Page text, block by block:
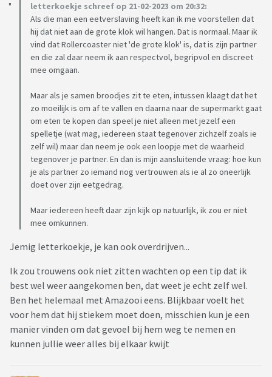
afvalt, maar ik voel me gekwetst dat hij dit achter mijn rug
om doet. En dan wel klagen tegen mij dat hij niet afvalt...
En nu? Een keer om lachen, schouders ophalen en verder
gaan? Vindt ik lastig, want ik dacht dat we alles tegen elkaar
konden zeggen/ alles konden bespreken/geen geheimen
Graag jullie meningen
letterkoekje schreef op 21-02-2023 om 20:32:
Als die man een eetverslaving heeft kan ik me voorstellen dat
hij dat niet aan de grote klok wil hangen. Dat is normaal. Maar ik
vind dat Rollercoaster niet 'de grote klok' is, dat is zijn partner
en die zal daar neem ik aan respectvol, begripvol en discreet
mee omgaan.
Maar als je samen broodjes zit te eten, intussen klaagt dat het
zo moeilijk is om af te vallen en daarna naar de supermarkt gaat
om eten te kopen dan speel je niet alleen met jezelf een
spelletje (wat mag, iedereen staat tegenover zichzelf zoals ie
zelf wil) maar dan neem je ook een loopje met de waarheid
tegenover je partner. En dan is mijn aansluitende vraag: hoe kun
je als partner zo iemand nog vertrouwen als ie al zo oneerlijk
doet over zijn eetgedrag.
Maar iedereen heeft daar zijn kijk op natuurlijk, ik zou er niet
mee omkunnen.
Jemig letterkoekje, je kan ook overdrijven...
Ik zou trouwens ook niet zitten wachten op een tip dat ik
best wel weer aangekomen ben, dat weet je echt zelf wel.
Ben het helemaal met Amazooi eens. Blijkbaar voelt het
voor hem dat hij stiekem moet doen, misschien kun je een
manier vinden om dat gevoel bij hem weg te nemen en
kunnen jullie weer alles bij elkaar kwijt